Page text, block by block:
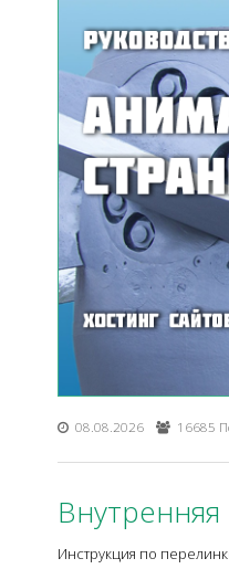
08.08.2026 16685
Инструкция по